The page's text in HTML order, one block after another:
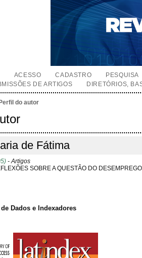
ACESSO CADASTRO PESQUISA
DE ARTIGOS DIRETÓRIOS,
Perfil do autor
de Fátima
- Artigos
SOBRE A QUESTÃO DO
Dados e Indexadores